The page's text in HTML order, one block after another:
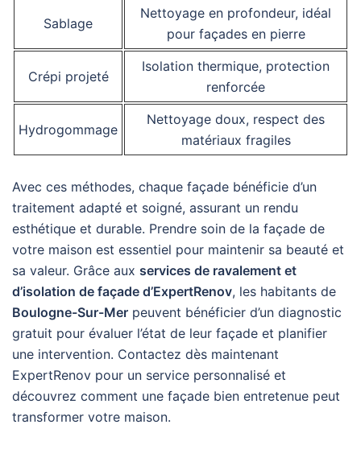
Sablage
Nettoyage en profondeur, idéal
pour façades en pierre
Crépi projeté
Isolation thermique, protection
renforcée
Hydrogommage
Nettoyage doux, respect des
matériaux fragiles
Avec ces méthodes, chaque façade bénéficie d’un
traitement adapté et soigné, assurant un rendu
esthétique et durable. Prendre soin de la façade de
votre maison est essentiel pour maintenir sa beauté et
sa valeur. Grâce aux services de ravalement et
d’isolation de façade d’ExpertRenov, les habitants de
Boulogne-Sur-Mer peuvent bénéficier d’un diagnostic
gratuit pour évaluer l’état de leur façade et planifier
une intervention. Contactez dès maintenant
ExpertRenov pour un service personnalisé et
découvrez comment une façade bien entretenue peut
transformer votre maison.